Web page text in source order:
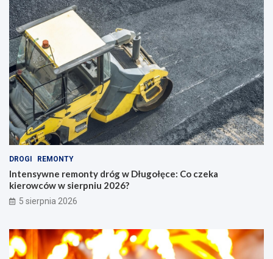
DROGI REMONTY
Intensywne remonty dróg w Długołęce: Co czeka
kierowców w sierpniu 2026?
5 sierpnia 2026